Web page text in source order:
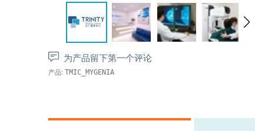
为产品留下第一个评论
产品: TMIC_MYGENIA